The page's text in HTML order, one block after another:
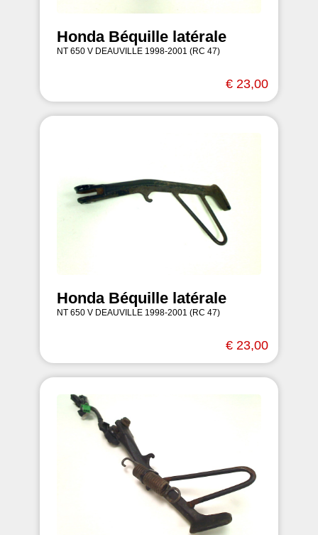
Honda Béquille latérale
NT 650 V DEAUVILLE 1998-2001 (RC 47)
€ 23,00
Honda Béquille latérale
NT 650 V DEAUVILLE 1998-2001 (RC 47)
€ 23,00